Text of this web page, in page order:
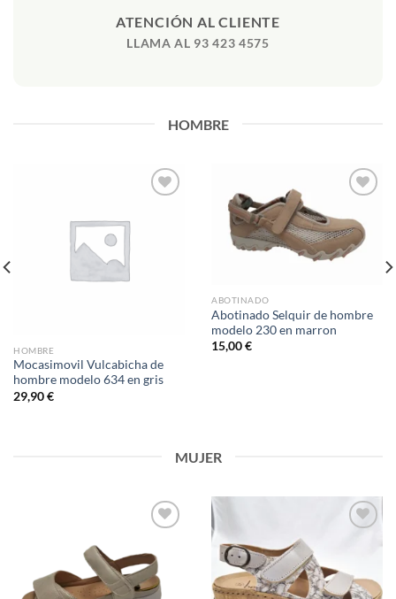
ATENCIÓN AL CLIENTE
LLAMA AL 93 423 4575
HOMBRE
HOMBRE
Mocasimovil Vulcabicha de
hombre modelo 634 en gris
29,90€
wishlist
ABOTINADO
Abotinado Selquir de hombre
modelo 230 en marron
15,00€
MUJER
wishlist